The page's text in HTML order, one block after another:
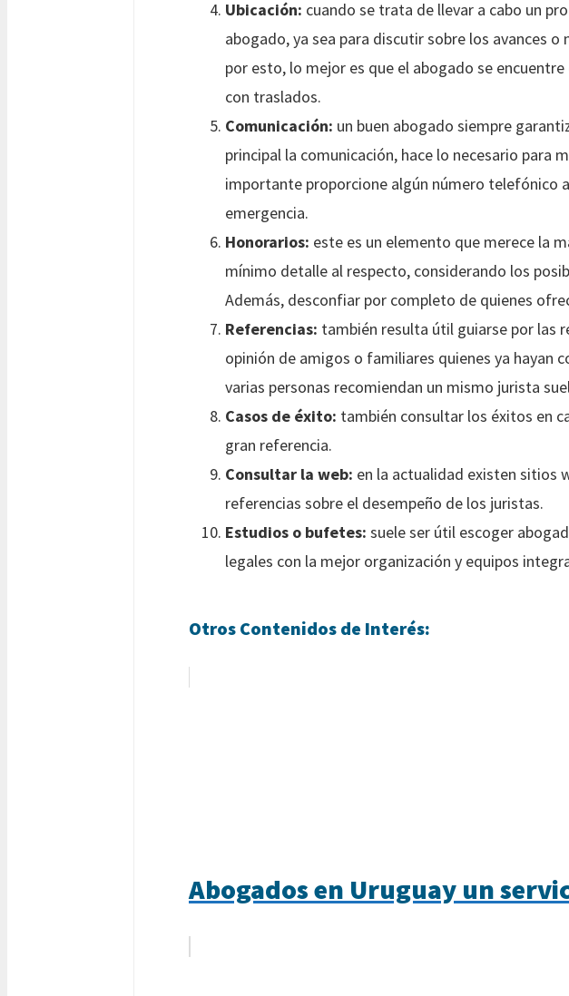
Ubicación: cuando se trata de llevar a cabo un
abogado, ya sea para discutir sobre los avances
por esto, lo mejor es que el abogado se
con traslados.
Comunicación: un buen abogado siempre
principal la comunicación, hace lo necesario para
importante proporcione algún número telefónico
emergencia.
Honorarios: este es un elemento que merece la
mínimo detalle al respecto, considerando los
Además, desconfiar por completo de quienes
Referencias: también resulta útil guiarse por las
opinión de amigos o familiares quienes ya hayan
varias personas recomiendan un mismo jurista
Casos de éxito: también consultar los éxitos en
gran referencia.
Consultar la web: en la actualidad existen sitios
referencias sobre el desempeño de los juristas.
Estudios o bufetes: suele ser útil escoger
legales con la mejor organización y equipos
Otros Contenidos de Interés:
Abogados en Uruguay un